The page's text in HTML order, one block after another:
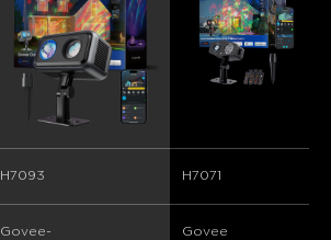
H7093 H7071
Govee-
Govee